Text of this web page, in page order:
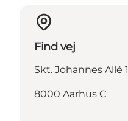
Find vej
Skt. Johannes Allé 1
8000 Aarhus C